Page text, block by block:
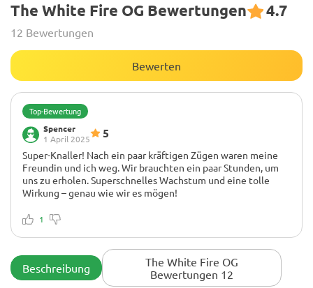
The White Fire OG Bewertungen 4.7
12 Bewertungen
Bewerten
Top-Bewertung
Spencer
1 April 2025
5
Super-Knaller! Nach ein paar kräftigen Zügen waren meine
Freundin und ich weg. Wir brauchten ein paar Stunden, um
uns zu erholen. Superschnelles Wachstum und eine tolle
Wirkung – genau wie wir es mögen!
1
Beschreibung
The White Fire OG
Bewertungen 12